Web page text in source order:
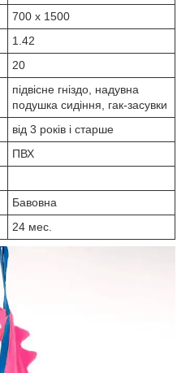
700 x 1500
1.42
20
підвісне гніздо, надувна
подушка сидіння, гак-засувки
від 3 років і старше
ПВХ
Бавовна
24 мес.